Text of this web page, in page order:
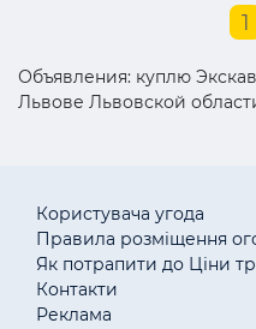
1
Объявления: куплю
Львове Львовской
Користувача угода
Правила розміщення
Як потрапити до Ціни
Контакти
Реклама